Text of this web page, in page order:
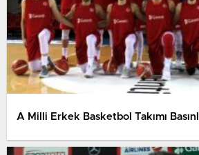
A Milli Erkek Basketbol Takımı